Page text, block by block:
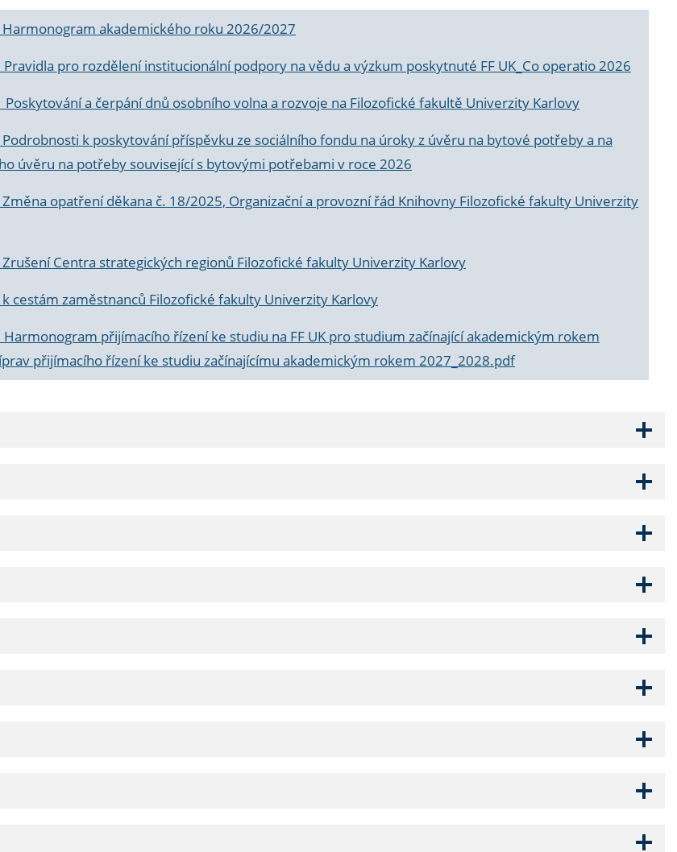
Harmonogram akademického roku 2026/2027
Pravidla pro rozdělení institucionální podpory na vědu a výzkum poskytnuté FF UK_Co operatio 2026
a čerpání dnů osobního volna a rozvoje na Filozofické fakultě Univerzity Karlovy
k poskytování příspěvku ze sociálního fondu na úroky z úvěru na bytové potřeby a na
úvěru na potřeby související s bytovými potřebami v roce 2026
opatření děkana č. 18/2025, Organizační a provozní řád Knihovny Filozofické fakulty Univerzity
Centra strategických regionů Filozofické fakulty Univerzity Karlovy
cestám zaměstnanců Filozofické fakulty Univerzity Karlovy
Harmonogram přijímacího řízení ke studiu na FF UK pro studium začínající akademickým rokem
přijímacího řízení ke studiu začínajícímu akademickým rokem 2027_2028.pdf